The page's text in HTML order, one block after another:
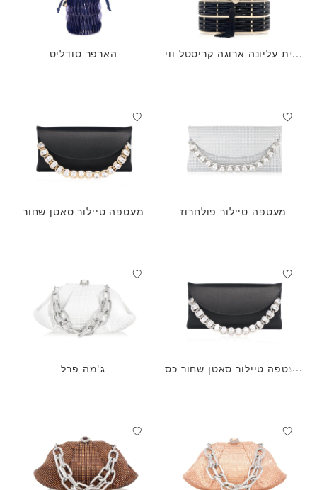
ידית עליונה ארוגה קריסטל ווי
הארפר סודליט
מעטפה טיילור פולחרוז מעטפה טיילור סאטן שחור
מעטפה טיילור סאטן שחור כס
ג'מה פרל